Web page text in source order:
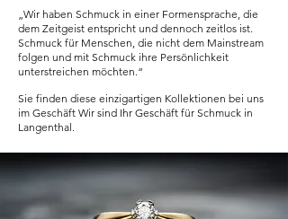
„Wir haben Schmuck in einer Formensprache, die
dem Zeitgeist entspricht und dennoch zeitlos ist.
Schmuck für Menschen, die nicht dem Mainstream
folgen und mit Schmuck ihre Persönlichkeit
unterstreichen möchten.“
Sie finden diese einzigartigen Kollektionen bei uns
im Geschäft Wir sind Ihr Geschäft für Schmuck in
Langenthal.